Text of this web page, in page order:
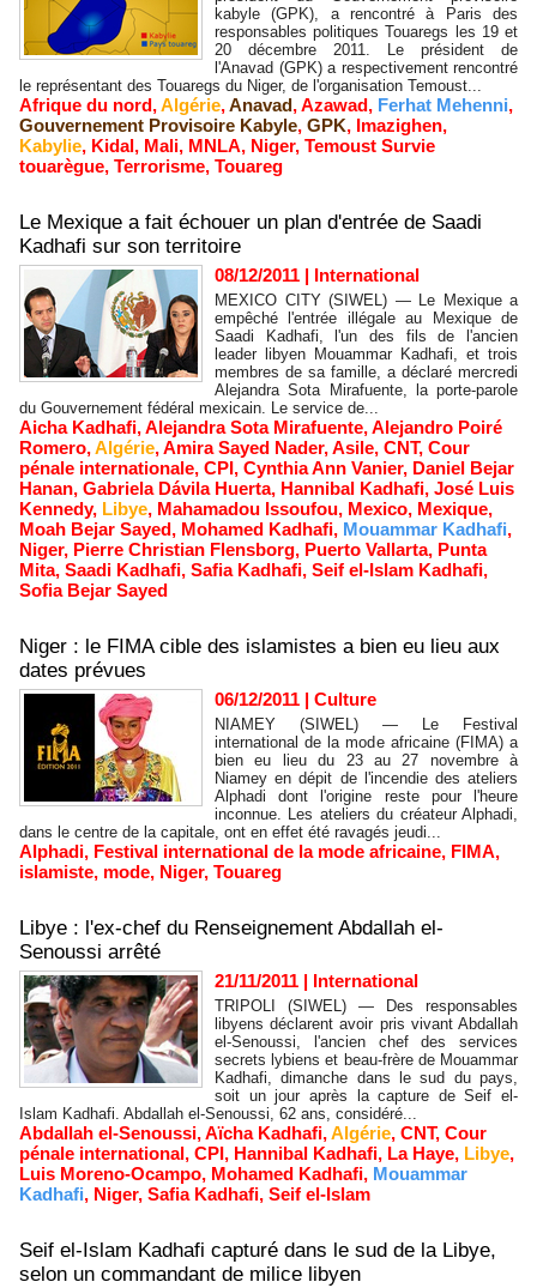
kabyle (GPK), a rencontré à Paris des
responsables politiques Touaregs les 19 et
20 décembre 2011. Le président de
l'Anavad (GPK) a respectivement rencontré
le représentant des Touaregs du Niger, de l'organisation Temoust...
Afrique du nord,Algérie,Anavad,Azawad, Ferhat Mehenni,
Gouvernement Provisoire Kabyle, GPK, Imazighen,
Kabylie, Kidal, Mali, MNLA, Niger, Temoust Survie
touarègue, Terrorisme, Touareg
Le Mexique a fait échouer un plan d'entrée de Saadi
Kadhafi sur son territoire
08/12/2011 | International
MEXICO CITY (SIWEL) — Le Mexique a
empêché l'entrée illégale au Mexique de
Saadi Kadhafi, l'un des fils de l'ancien
leader libyen Mouammar Kadhafi, et trois
membres de sa famille, a déclaré mercredi
Alejandra Sota Mirafuente, la porte-parole
du Gouvernement fédéral mexicain. Le service de...
Aicha Kadhafi,Alejandra Sota Mirafuente,Alejandro Poiré
Romero,Algérie,Amira Sayed Nader,Asile, CNT, Cour
pénale internationale, CPI, Cynthia Ann Vanier, Daniel Bejar
Hanan, Gabriela Dávila Huerta, Hannibal Kadhafi, José Luis
Kennedy, Libye, Mahamadou Issoufou, Mexico, Mexique,
Moah Bejar Sayed, Mohamed Kadhafi, Mouammar Kadhafi,
Niger, Pierre Christian Flensborg, Puerto Vallarta, Punta
Mita, Saadi Kadhafi, Safia Kadhafi, Seif el-Islam Kadhafi,
Sofia Bejar Sayed
Niger : le FIMA cible des islamistes a bien eu lieu aux
dates prévues
06/12/2011 | Culture
NIAMEY (SIWEL) — Le Festival
international de la mode africaine (FIMA) a
bien eu lieu du 23 au 27 novembre à
Niamey en dépit de l'incendie des ateliers
Alphadi dont l'origine reste pour l'heure
inconnue. Les ateliers du créateur Alphadi,
dans le centre de la capitale, ont en effet été ravagés jeudi...
Alphadi, Festival international de la mode africaine, FIMA,
islamiste, mode, Niger, Touareg
Libye : l'ex-chef du Renseignement Abdallah el-
Senoussi arrêté
21/11/2011 | International
TRIPOLI (SIWEL) — Des responsables
libyens déclarent avoir pris vivant Abdallah
el-Senoussi, l'ancien chef des services
secrets lybiens et beau-frère de Mouammar
Kadhafi, dimanche dans le sud du pays,
soit un jour après la capture de Seif el-
Islam Kadhafi. Abdallah el-Senoussi, 62 ans, considéré...
Abdallah el-Senoussi,Aïcha Kadhafi,Algérie, CNT, Cour
pénale international, CPI, Hannibal Kadhafi, La Haye, Libye,
Luis Moreno-Ocampo, Mohamed Kadhafi, Mouammar
Kadhafi, Niger, Safia Kadhafi, Seif el-Islam
Seif el-Islam Kadhafi capturé dans le sud de la Libye,
selon un commandant de milice libyen